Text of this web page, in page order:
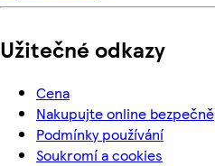
Užitečné odkazy
Cena
Nakupujte online bezpečně
Podmínky používání
Soukromí a cookies